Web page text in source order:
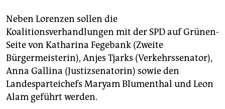
Neben Lorenzen sollen die
Koalitionsverhandlungen mit der SPD auf Grünen-
Seite von Katharina Fegebank (Zweite
Bürgermeisterin), Anjes Tjarks (Verkehrssenator),
Anna Gallina (Justizsenatorin) sowie den
Landesparteichefs Maryam Blumenthal und Leon
Alam geführt werden.